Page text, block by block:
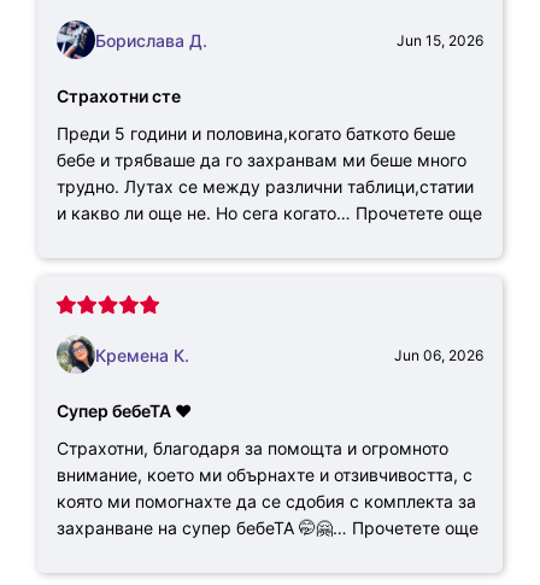
Борислава Д. Jun 15, 2026
Страхотни сте
Преди 5 години и половина,когато баткото беше
бебе и трябваше да го захранвам ми беше много
трудно. Лутах се между различни таблици,статии
и какво ли още не. Но сега когато… Прочетете още
Кремена К. Jun 06, 2026
Супер бебеТА ❤️
Страхотни, благодаря за помощта и огромното
внимание, което ми обърнахте и отзивчивостта, с
която ми помогнахте да се сдобия с комплекта за
захранване на супер бебеТА 🤭🤗… Прочетете още